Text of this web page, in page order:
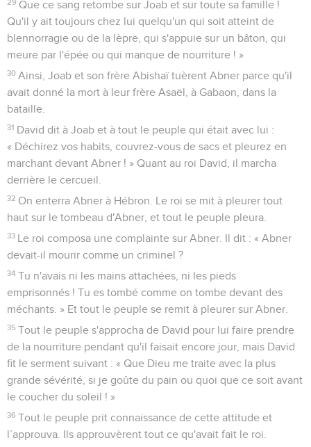
29 Que ce sang retombe sur Joab et sur toute sa famille !
Qu'il y ait toujours chez lui quelqu'un qui soit atteint de
blennorragie ou de la lèpre, qui s'appuie sur un bâton, qui
meure par l'épée ou qui manque de nourriture ! »
30 Ainsi, Joab et son frère Abishaï tuèrent Abner parce qu'il
avait donné la mort à leur frère Asaël, à Gabaon, dans la
bataille.
31 David dit à Joab et à tout le peuple qui était avec lui :
« Déchirez vos habits, couvrez-vous de sacs et pleurez en
marchant devant Abner ! » Quant au roi David, il marcha
derrière le cercueil.
32 On enterra Abner à Hébron. Le roi se mit à pleurer tout
haut sur le tombeau d'Abner, et tout le peuple pleura.
33 Le roi composa une complainte sur Abner. Il dit : « Abner
devait-il mourir comme un criminel ?
34 Tu n'avais ni les mains attachées, ni les pieds
emprisonnés ! Tu es tombé comme on tombe devant des
méchants. » Et tout le peuple se remit à pleurer sur Abner.
35 Tout le peuple s'approcha de David pour lui faire prendre
de la nourriture pendant qu'il faisait encore jour, mais David
fit le serment suivant : « Que Dieu me traite avec la plus
grande sévérité, si je goûte du pain ou quoi que ce soit avant
le coucher du soleil ! »
36 Tout le peuple prit connaissance de cette attitude et
l’approuva. Ils approuvèrent tout ce qu'avait fait le roi.